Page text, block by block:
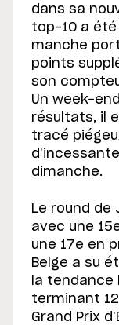
dans sa
top-10 a
manche
points
son
Un week-
résultats, il
tracé
dimanche.
Le round de
avec une
une 17e en
Belge a su
la tendance
terminant
Grand Prix